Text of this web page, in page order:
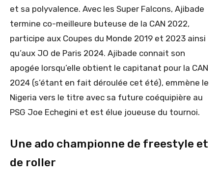
et sa polyvalence. Avec les Super Falcons, Ajibade
termine co-meilleure buteuse de la CAN 2022,
participe aux Coupes du Monde 2019 et 2023 ainsi
qu’aux JO de Paris 2024. Ajibade connait son
apogée lorsqu’elle obtient le capitanat pour la CAN
2024 (s’étant en fait déroulée cet été), emmène le
Nigeria vers le titre avec sa future coéquipière au
PSG Joe Echegini et est élue joueuse du tournoi.
Une ado championne de freestyle et
de roller